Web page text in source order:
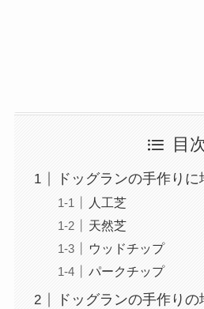
目
ドッグランの手作り
人工芝
天然芝
ウッドチップ
パークチップ
ドッグランの手作り